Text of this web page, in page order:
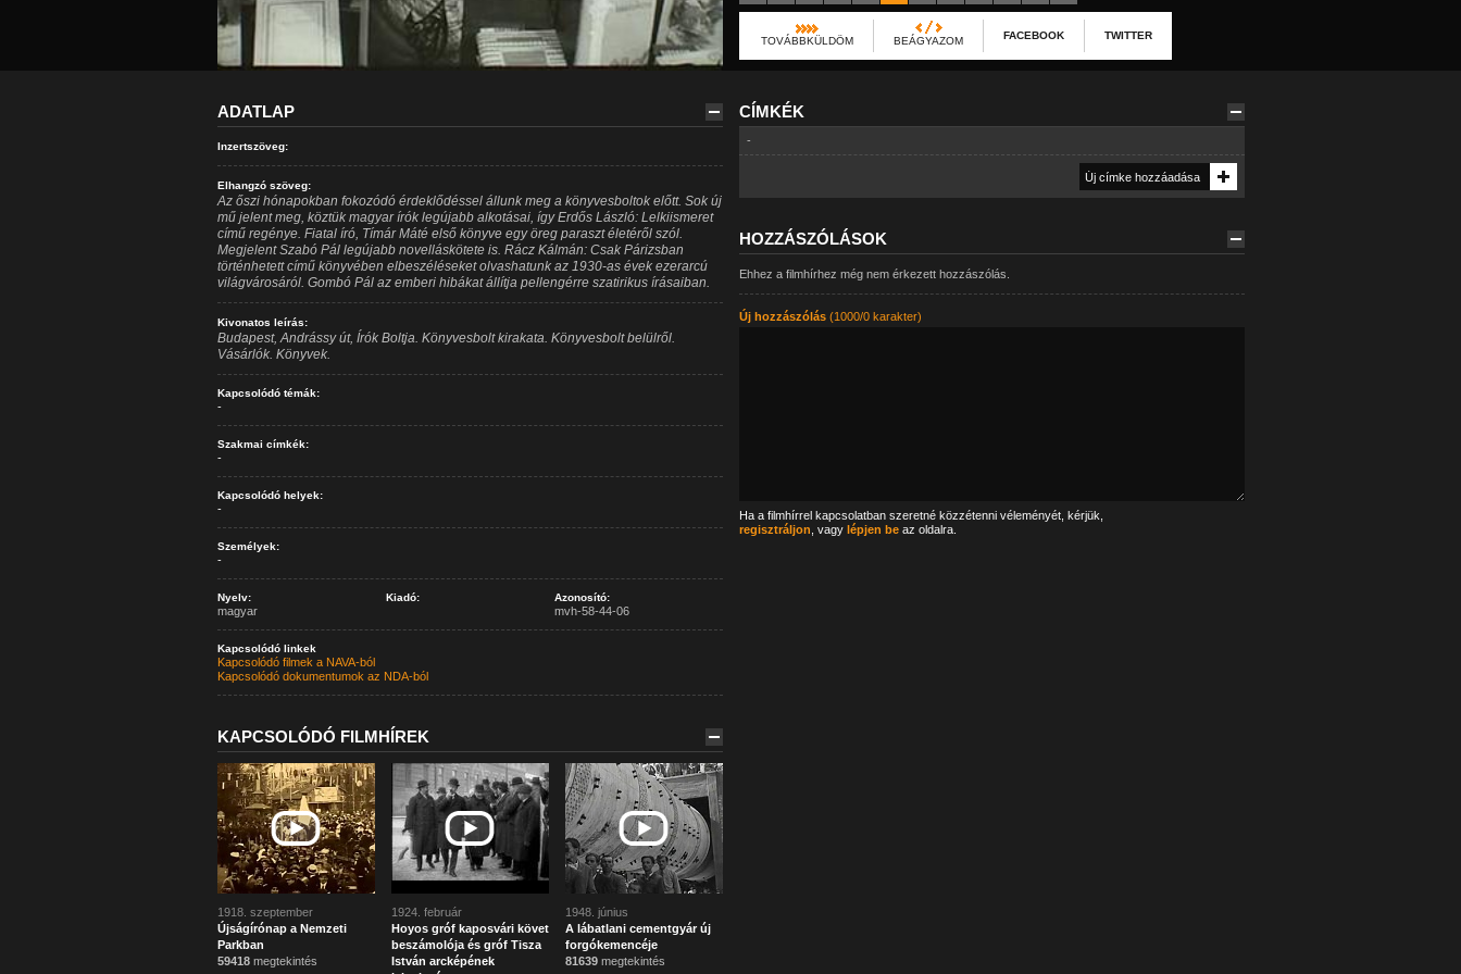
TOVÁBBKÜLDÖM BEÁGYAZOM FACEBOOK TWITTER
ADATLAP
Inzertszöveg:
Elhangzó szöveg:
Az őszi hónapokban fokozódó érdeklődéssel állunk meg a könyvesboltok előtt. Sok új
mű jelent meg, köztük magyar írók legújabb alkotásai, így Erdős László: Lelkiismeret
című regénye. Fiatal író, Tímár Máté első könyve egy öreg paraszt életéről szól.
Megjelent Szabó Pál legújabb novelláskötete is. Rácz Kálmán: Csak Párizsban
történhetett című könyvében elbeszéléseket olvashatunk az 1930-as évek ezerarcú
világvárosáról. Gombó Pál az emberi hibákat állítja pellengérre szatirikus írásaiban.
Kivonatos leírás:
Budapest, Andrássy út, Írók Boltja. Könyvesbolt kirakata. Könyvesbolt belülről.
Vásárlók. Könyvek.
Kapcsolódó témák:
-
Szakmai címkék:
-
Kapcsolódó helyek:
-
Személyek:
-
Nyelv:
magyar
Kiadó: Azonosító:
mvh-58-44-06
Kapcsolódó linkek
Kapcsolódó filmek a NAVA-ból
Kapcsolódó dokumentumok az NDA-ból
KAPCSOLÓDÓ FILMHÍREK
1918. szeptember
Újságírónap a Nemzeti
Parkban
59418megtekintés
1924. február
Hoyos gróf kaposvári követ
beszámolója és gróf Tisza
István arcképének
1948. június
A lábatlani cementgyár új
forgókemencéje
81639megtekintés
CÍMKÉK
-
HOZZÁSZÓLÁSOK
Ehhez a filmhírhez még nem érkezett hozzászólás.
Új hozzászólás(1000/0 karakter)
Ha a filmhírrel kapcsolatban szeretné közzétenni véleményét, kérjük,
regisztráljon , vagy lépjen beaz oldalra.